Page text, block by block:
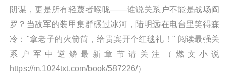
阴谋，更是所有轻蔑者喉咙——谁说关系户不能是战场阎
罗？当敌军的装甲集群碾过冰河，陆明远在电台里笑得森
冷："拿老子的火箭筒，给贵宾开个红毯礼！" 阅读最强关
系户军中逆鳞最新章节请关注（燃文小说
https://m.1024txt.com/book/587226/）